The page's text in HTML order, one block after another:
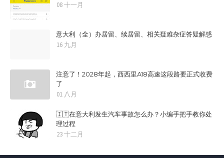
08 十一月
意大利（全）办居留、续居留、相关疑难杂症答疑解惑
16 九月
注意了！2028年起，西西里A18高速这段路要正式收费
了
01 八月
🇮🇹在意大利发生汽车事故怎么办？小编手把手教你处
理过程
23 十二月